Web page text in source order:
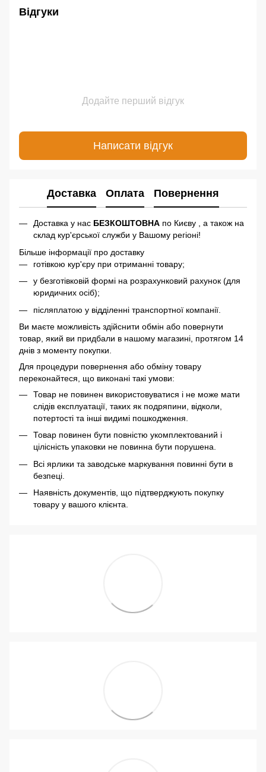
Відгуки
Додайте перший відгук
Написати відгук
Доставка Оплата Повернення
Доставка у нас БЕЗКОШТОВНА по Києву , а також на
склад кур'єрської служби у Вашому регіоні!
Більше інформації про доставку
готівкою кур'єру при отриманні товару;
у безготівковій формі на розрахунковий рахунок (для
юридичних осіб);
післяплатою у відділенні транспортної компанії.
Ви маєте можливість здійснити обмін або повернути
товар, який ви придбали в нашому магазині, протягом 14
днів з моменту покупки.
Для процедури повернення або обміну товару
переконайтеся, що виконані такі умови:
Товар не повинен використовуватися і не може мати
слідів експлуатації, таких як подряпини, відколи,
потертості та інші видимі пошкодження.
Товар повинен бути повністю укомплектований і
цілісність упаковки не повинна бути порушена.
Всі ярлики та заводське маркування повинні бути в
безпеці.
Наявність документів, що підтверджують покупку
товару у вашого клієнта.